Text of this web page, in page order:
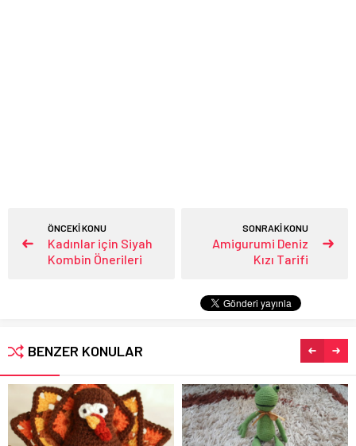
ÖNCEKİ KONU
Kadınlar için Siyah
Kombin Önerileri
SONRAKİ KONU
Amigurumi Deniz
Kızı Tarifi
BENZER KONULAR